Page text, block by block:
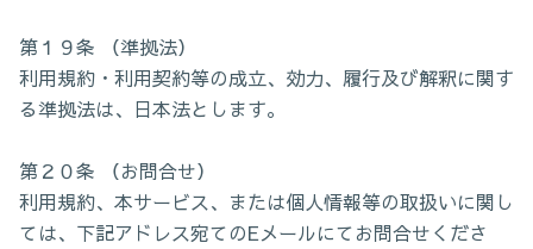
第１９条 （準拠法）
利用規約・利用契約等の成立、効力、履行及び解釈に関す
る準拠法は、日本法とします。
第２０条 （お問合せ）
利用規約、本サービス、または個人情報等の取扱いに関し
ては、下記アドレス宛てのEメールにてお問合せくださ